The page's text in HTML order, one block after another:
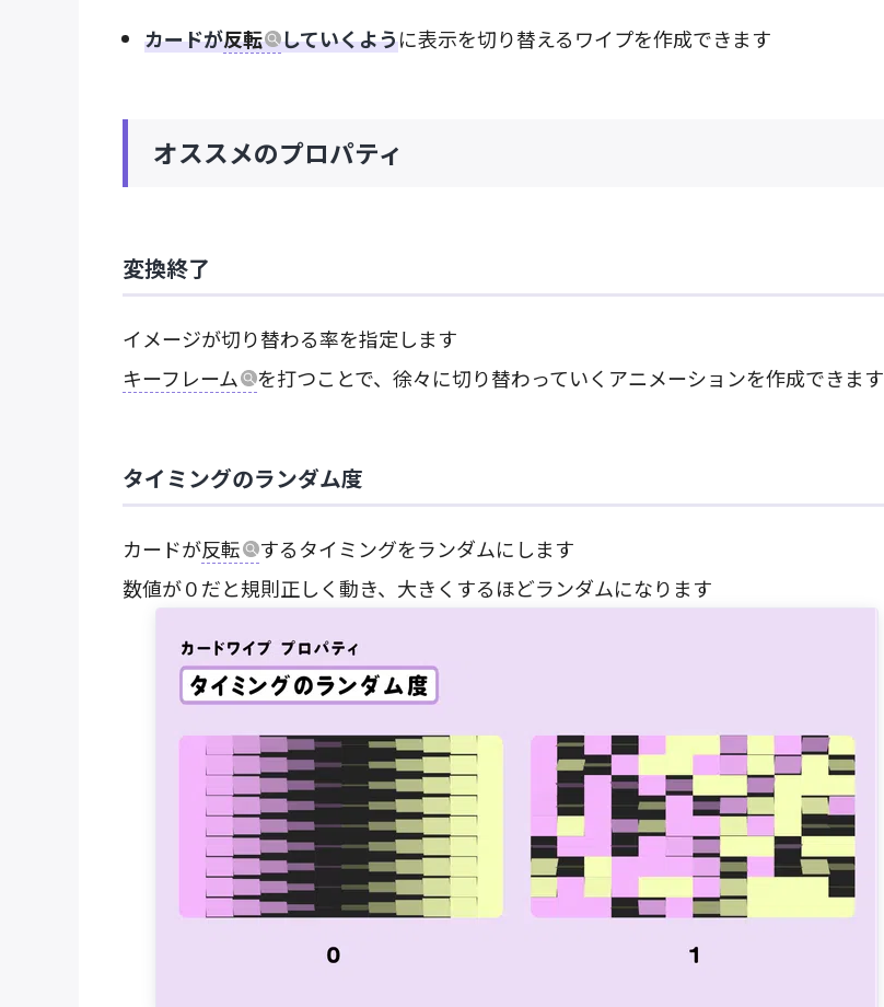
カードが反転 していくように表示を切り替えるワイプを作成できます
オススメのプロパティ
変換終了
イメージが切り替わる率を指定します
キーフレーム
を打つことで、徐々に切り替わっていくアニメーションを作成できます
タイミングのランダム度
カードが反転
するタイミングをランダムにします
数値が０だと規則正しく動き、大きくするほどランダムになります